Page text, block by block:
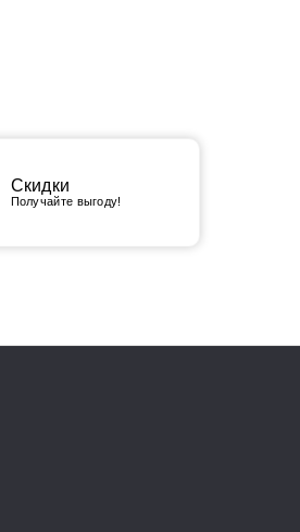
Скидки
Получайте выгоду!